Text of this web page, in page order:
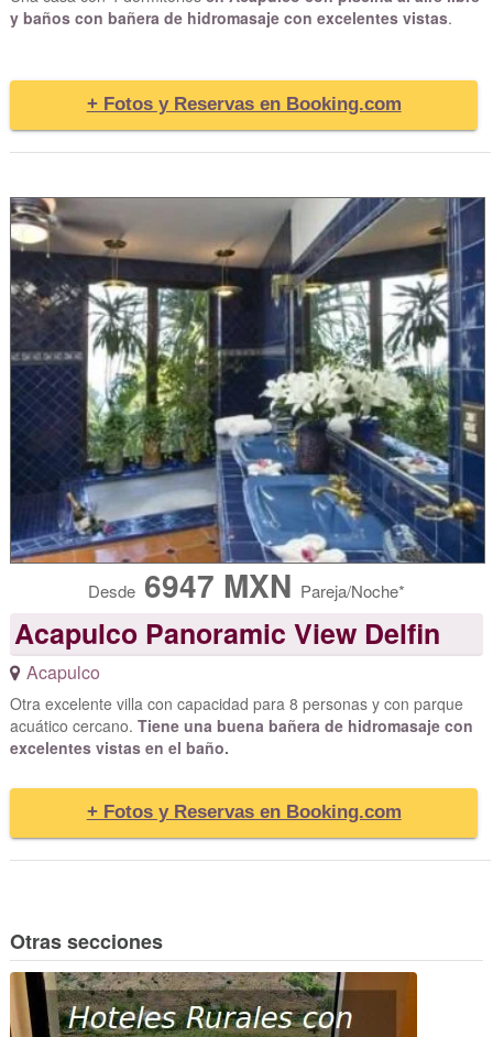
y baños con bañera de hidromasaje con excelentes vistas.
+ Fotos y Reservas en Booking.com
Desde 6947 MXN Pareja/Noche*
Acapulco Panoramic View Delfin
Acapulco
Otra excelente villa con capacidad para 8 personas y con parque
acuático cercano. Tiene una buena bañera de hidromasaje con
excelentes vistas en el baño.
+ Fotos y Reservas en Booking.com
Otras secciones